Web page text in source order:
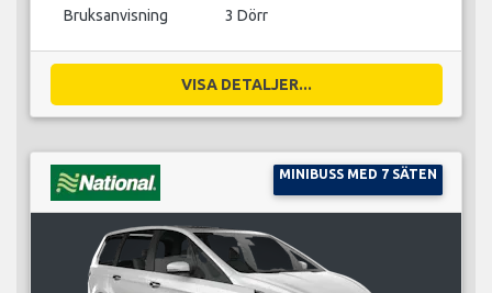
Bruksanvisning 3 Dörr
VISA DETALJER...
MINIBUSS MED 7 SÄTEN